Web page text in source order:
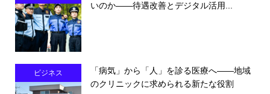
いのか――待遇改善とデジタル活用...
ビジネス
「病気」から「人」を診る医療へ――地域
のクリニックに求められる新たな役割